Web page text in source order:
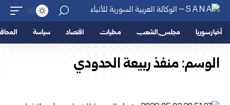
أخبار سوريا مجلس الشعب محليات اقتصاد سياسة
الوسم:منفذ ربيعة الحدودي